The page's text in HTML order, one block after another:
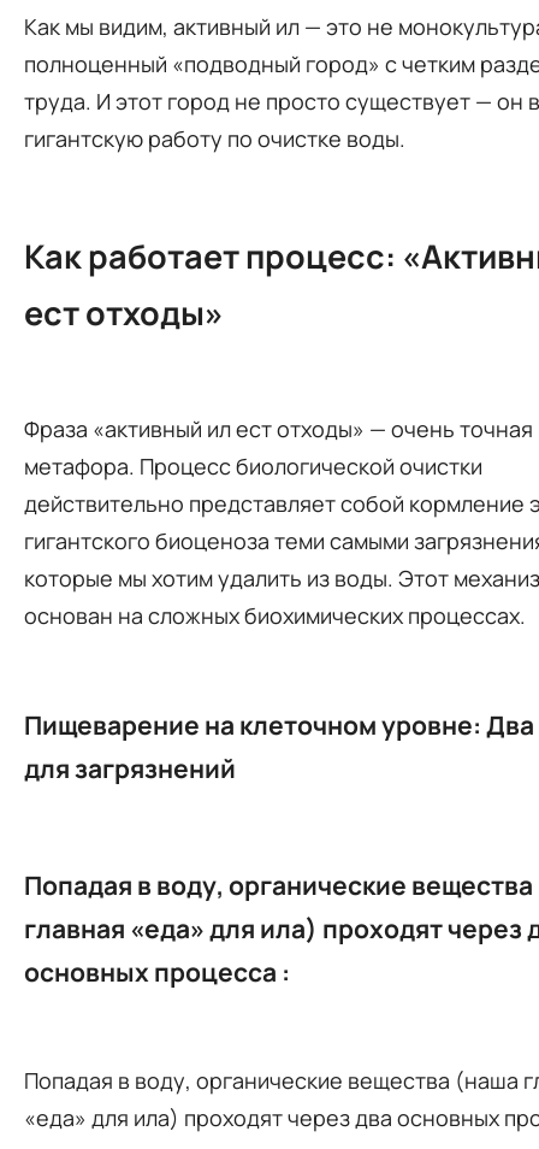
Как мы видим, активный ил — это не
полноценный «подводный город» с четким
труда. И этот город не просто существует — он
гигантскую работу по очистке воды.
Как работает процесс:
ест отходы»
Фраза «активный ил ест отходы» — очень точная
метафора. Процесс биологической очистки
действительно представляет собой кормление
гигантского биоценоза теми самыми
которые мы хотим удалить из воды. Этот
основан на сложных биохимических процессах.
Пищеварение на клеточном уровне: Два
для загрязнений
Попадая в воду, органические
главная «еда» для ила) проходят через
основных процесса :
Попадая в воду, органические вещества (наша
«еда» для ила) проходят через два основных